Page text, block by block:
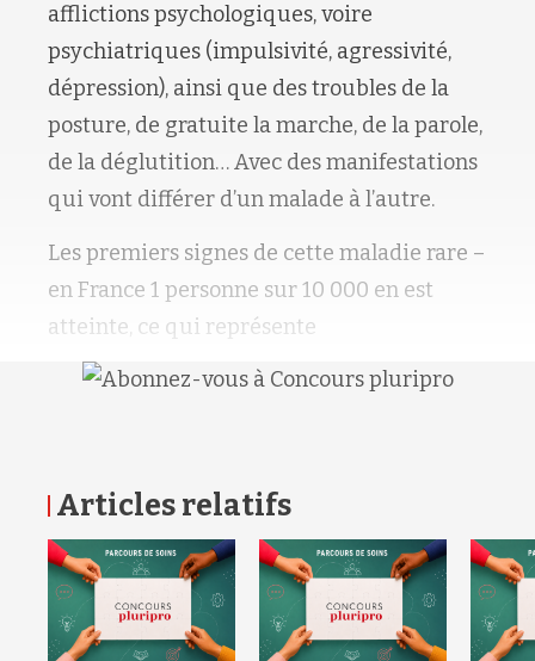
afflictions psychologiques, voire
psychiatriques (impulsivité, agressivité,
dépression), ainsi que des troubles de la
posture, de gratuite la marche, de la parole,
de la déglutition… Avec des manifestations
qui vont différer d’un malade à l’autre.
Les premiers signes de cette maladie rare –
en France 1 personne sur 10 000 en est
atteinte, ce qui représente
Articles relatifs RETOUR HAUT DE PAGE